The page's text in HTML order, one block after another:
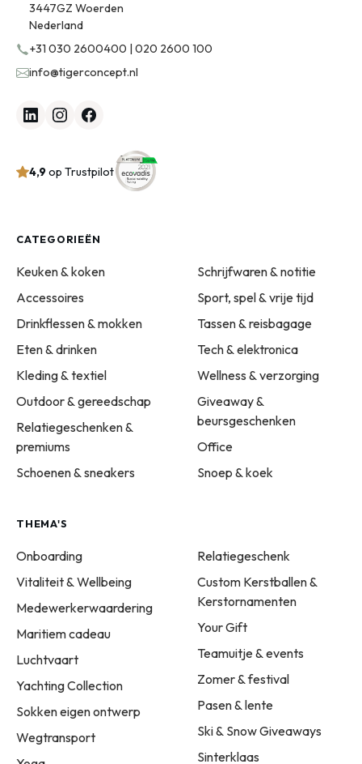
3447GZ Woerden
Nederland
+31 030 2600400 | 020 2600 100
info@tigerconcept.nl
4,9op Trustpilot
CATEGORIEËN
Keuken & koken
Accessoires
Drinkflessen & mokken
Eten & drinken
Kleding & textiel
Outdoor & gereedschap
Relatiegeschenken &
premiums
Schoenen & sneakers
Schrijfwaren & notitie
Sport, spel & vrije tijd
Tassen & reisbagage
Tech & elektronica
Wellness & verzorging
Giveaway &
beursgeschenken
Office
Snoep & koek
THEMA'S
Onboarding
Vitaliteit & Wellbeing
Medewerkerwaardering
Maritiem cadeau
Luchtvaart
Yachting Collection
Sokken eigen ontwerp
Wegtransport
Relatiegeschenk
Custom Kerstballen &
Kerstornamenten
Your Gift
Teamuitje & events
Zomer & festival
Pasen & lente
Ski & Snow Giveaways
Sinterklaas